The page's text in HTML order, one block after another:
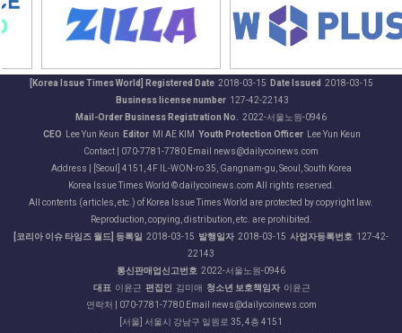
[Korea Issue Times World] Registered Date2018-03-15 Date Issued 2018-03-15
Business license number127-42-22143
Mail-Order Business Registration No.
2022-서울노원-0946
CEO Lee Yun Keun Editor MI AE KIM Youth Protection Officer Lee Yun Keun
Contact | 070-7781-7780 Email news@dailycoinews.com
Address | [Seoul] 4151, 4F IL-WON-ro 35, Gangnam-gu, Seoul, South Korea
Korea Issue Times World © dailycoinews.com All rights reserved.
All contents (articles, etc.) of Korea Issue Times World are protected by copyright law.
Reproduction, copying, distribution, etc. are prohibited.
[코리아 이슈 타임즈 월드] 등록일 2018-03-15 발행일자 2018-03-15 사업자등록번호 127-42-
22143
통신판매업신고번호 2022-서울노원-0946
대표 이윤근 편집인 김미애 청소년 보호책임자 이윤근
연락처 | 070-7781-7780 Email news@dailycoinews.com
[서울] 서울시 강남구 일원로 35, 4층 4151